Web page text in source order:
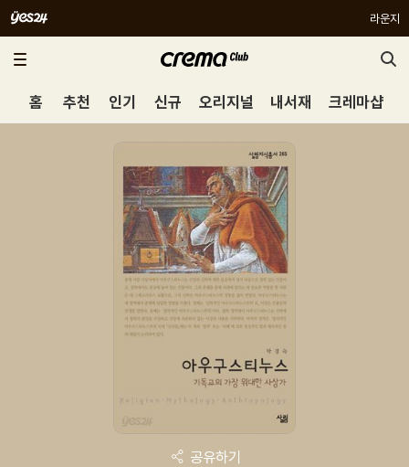
라운지
홈 추천 인기 신규 오리지널 내서재 크레마샵
공유하기